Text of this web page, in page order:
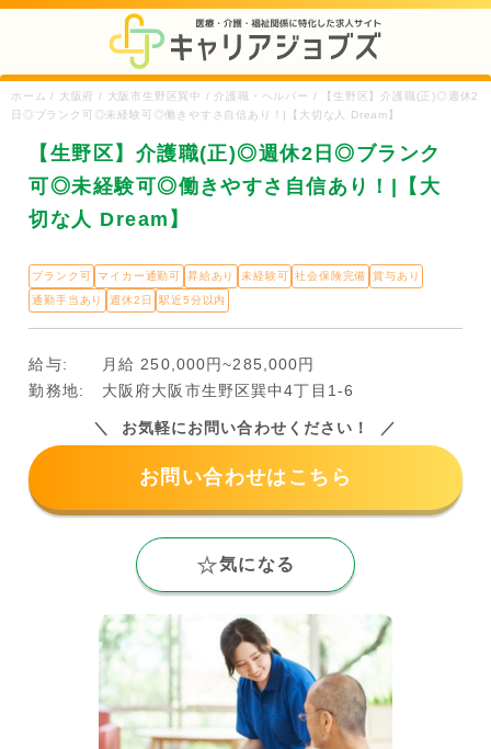
ホーム / 大阪府 / 大阪市生野区巽中 / 介護職・ヘルパー / 【生野区】介護職(正)◎週休2
日◎ブランク可◎未経験可◎働きやすさ自信あり！|【大切な人 Dream】
【生野区】介護職(正)◎週休2日◎ブランク
可◎未経験可◎働きやすさ自信あり！|【大
切な人 Dream】
ブランク可 マイカー通勤可 昇給あり 未経験可 社会保険完備
賞与あり
通勤手当あり
週休2日 駅近5分以内
給与:
月給 250,000円~285,000円
勤務地:
大阪府大阪市生野区巽中4丁目1-6
お気軽にお問い合わせください！
お問い合わせはこちら
気になる